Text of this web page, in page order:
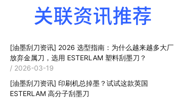
关联资讯推荐
[油墨刮刀资讯]
放弃金属刀，选用 ESTERLAM 塑料刮墨刀？
/ 2026-03-19
[油墨刮刀资讯]
ESTERLAM 高分子刮墨刀